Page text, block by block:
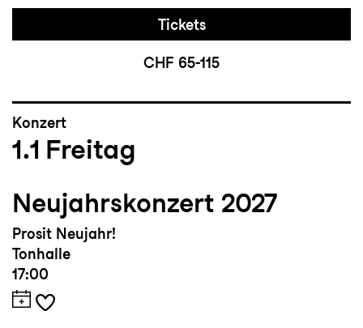
Tickets
CHF 65-115
Konzert
1.1 Freitag
Neujahrskonzert 2027
Prosit Neujahr!
Tonhalle
17:00